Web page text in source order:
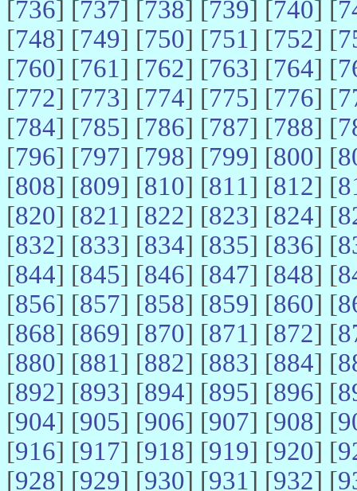
[736] [737] [738] [739] [740] [
[748] [749] [750] [751] [752] [
[760] [761] [762] [763] [764] [
[772] [773] [774] [775] [776] [
[784] [785] [786] [787] [788] [
[796] [797] [798] [799] [800] [
[808] [809] [810] [811] [812] [
[820] [821] [822] [823] [824] [
[832] [833] [834] [835] [836] [
[844] [845] [846] [847] [848] [
[856] [857] [858] [859] [860] [
[868] [869] [870] [871] [872] [
[880] [881] [882] [883] [884] [
[892] [893] [894] [895] [896] [
[904] [905] [906] [907] [908] [
[916] [917] [918] [919] [920] [
[928] [929] [930] [931] [932] [